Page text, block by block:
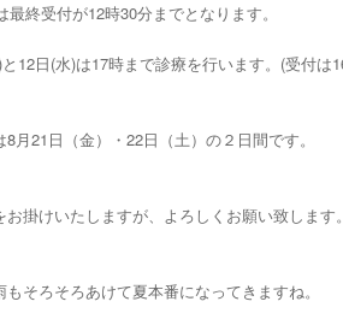
最終受付が12時30分までとなります。
12日(水)は17時まで診療を行います。(受付は
8月21日（金）・22日（土）の２日間です。
お掛けいたしますが、よろしくお願い致します。
もそろそろあけて夏本番になってきますね。